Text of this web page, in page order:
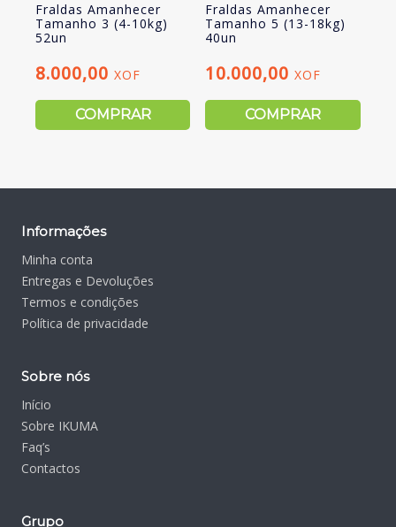
Fraldas Amanhecer
Tamanho 3 (4-10kg)
52un
8.000,00 XOF
COMPRAR
Fraldas Amanhecer
Tamanho 5 (13-18kg)
40un
10.000,00XOF
COMPRAR
Informações
Minha conta
Entregas e Devoluções
Termos e condições
Política de privacidade
Sobre nós
Início
Sobre IKUMA
Faq’s
Contactos
Grupo